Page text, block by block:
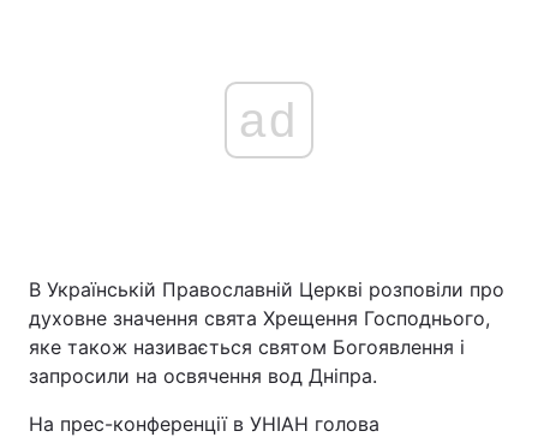
ad
В Українській Православній Церкві розповіли про
духовне значення свята Хрещення Господнього,
яке також називається святом Богоявлення і
запросили на освячення вод Дніпра.
На прес-конференції в УНІАН голова